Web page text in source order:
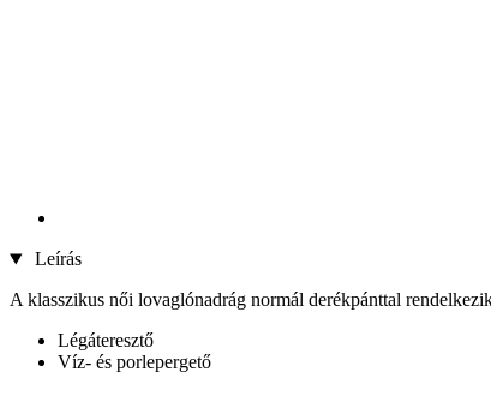
Leírás
A klasszikus női lovaglónadrág normál derékpánttal
Légáteresztő
Víz- és porlepergető